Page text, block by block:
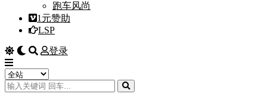
跑车风尚
1元赞助
LSP
登录